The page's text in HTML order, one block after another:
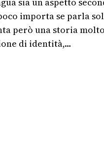
importa se parla
però una storia
di identità,…